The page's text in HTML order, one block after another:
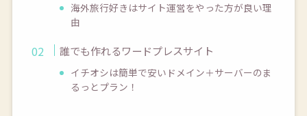
海外旅行好きはサイト運営をやった方が良い理
由
誰でも作れるワードプレスサイト
イチオシは簡単で安いドメイン＋サーバーのま
るっとプラン！